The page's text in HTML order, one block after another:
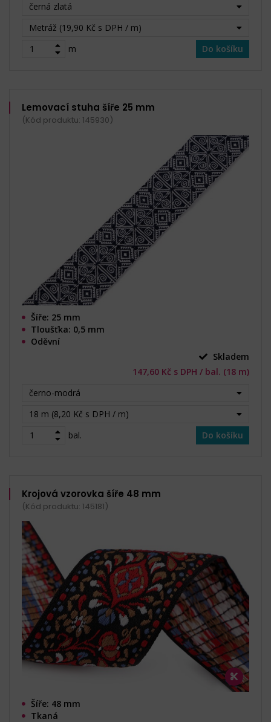
černá zlatá
Metráž (19,90 Kč s DPH / m)
m
Do košíku
Lemovací stuha šíře 25 mm
(Kód produktu: 145930)
Šíře: 25 mm
Tloušťka: 0,5 mm
Oděvní
Skladem
147,60 Kč s DPH / bal. (18 m)
černo-modrá
18 m (8,20 Kč s DPH / m)
bal.
Do košíku
Krojová vzorovka šíře 48 mm
(Kód produktu: 145181)
Šíře: 48 mm
Tkaná